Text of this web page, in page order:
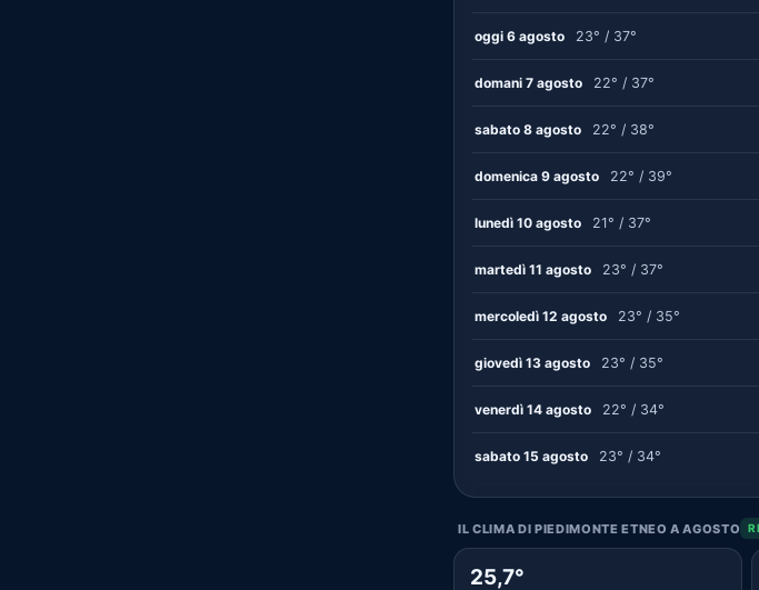
oggi 6 agosto 23° / 37°
domani 7 agosto 22° / 37°
sabato 8 agosto 22° / 38°
domenica 9 agosto 22° / 39°
lunedì 10 agosto 21° / 37°
martedì 11 agosto 23° / 37°
mercoledì 12 agosto 23° / 35°
giovedì 13 agosto 23° / 35°
venerdì 14 agosto 22° / 34°
sabato 15 agosto 23° / 34°
IL CLIMA DI PIEDIMONTE ETNEO A AGOSTO
25,7°